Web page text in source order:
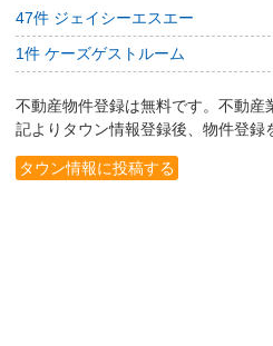
47件 ジェイシーエスエー
1件 ケーズゲストルーム
不動産物件登録は無料です。不動
記よりタウン情報登録後、物件登録
タウン情報に投稿する